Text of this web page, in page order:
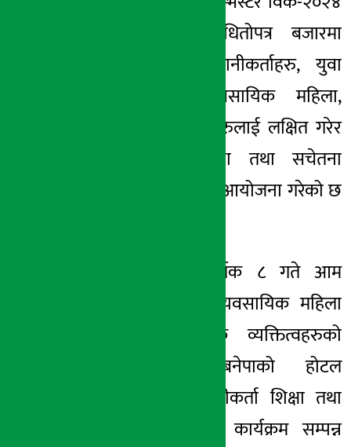
को अवसरमा धितोपत्र बजारमा
लगानी गर्ने लगानीकर्ताहरु, युवा
विद्यार्थीहरु, व्यवसायिक महिला,
उद्योग व्यवसायिहरुलाई लक्षित गरेर
लगानिकर्ता शिक्षा तथा सचेतना
सम्बन्धि कार्यक्रम आयोजना गरेको छ
क्यापिटलले कार्तिक ८ गते आम
लगानीकर्ताहरु, व्यवसायिक महिला
तथा व्यवसायिक व्यक्तित्वहरुको
सहभागितामा बनेपाको होटल
उग्रचण्डिमा लगानीकर्ता शिक्षा तथा
सचेतना सम्बन्धि कार्यक्रम सम्पन्न